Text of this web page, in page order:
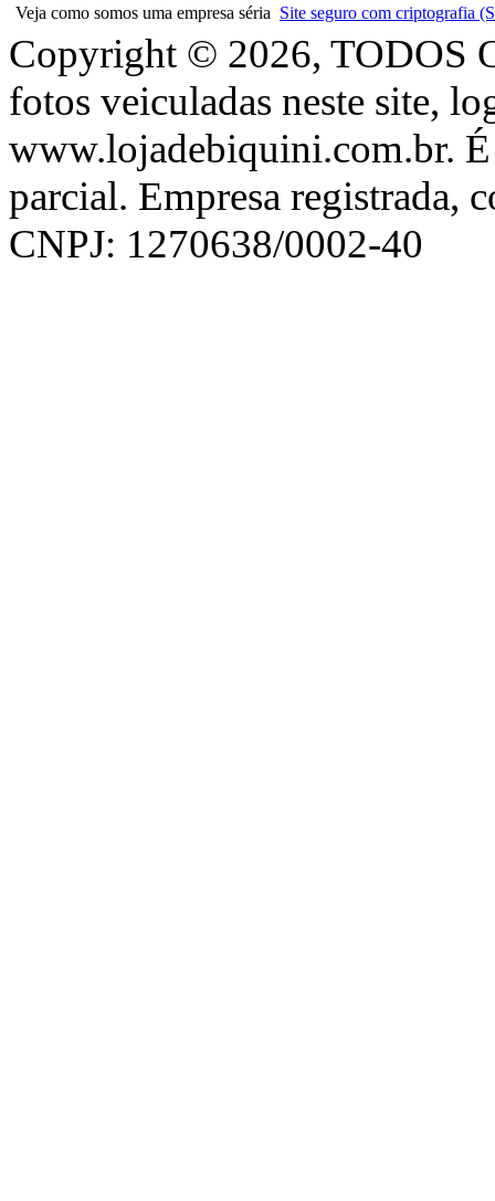
Veja como somos uma empresa séria Site seguro com criptografia
Copyright © 2026, TODOS
fotos veiculadas neste site,
www.lojadebiquini.com.br. É
parcial. Empresa registrada,
CNPJ: 1270638/0002-40